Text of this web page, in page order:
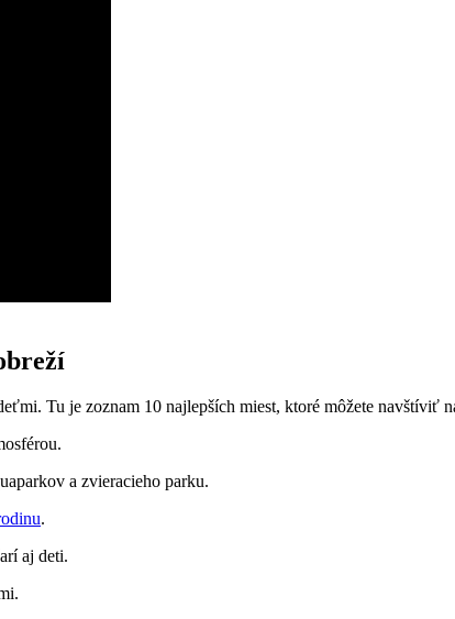
‌Tu je zoznam ‍10 najlepších⁢ miest,​ ktoré môžete navštíviť⁤
a zvieracieho parku.
.
aj deti.